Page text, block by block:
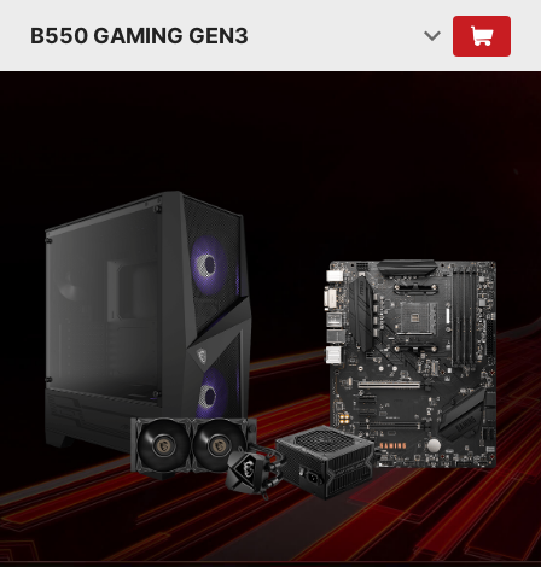
B550 GAMING GEN3